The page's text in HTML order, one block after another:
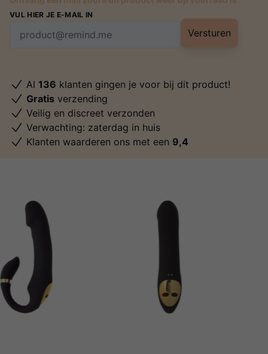
VUL HIER JE E-MAIL IN
Versturen
Al 136 klanten gingen je voor bij dit product!
Gratis verzending
Veilig en discreet verzonden
Verwachting: zaterdag in huis
Klanten waarderen ons met een 9,4